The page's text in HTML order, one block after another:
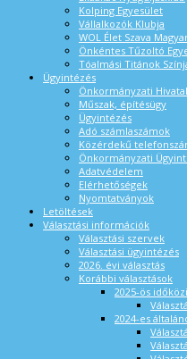
Kolping Egyesület
Vállalkozók Klubja
WOL Élet Szava
Önkéntes Tűzoltó
Tóalmási Titánok
Ügyintézés
Önkormányzati
Műszak, építésügy
Ügyintézés
Adó számlaszámok
Közérdekű
Önkormányzati
Adatvédelem
Elérhetőségek
Nyomtatványok
Letöltések
Választási információk
Választási szervek
Választási ügyintézés
2026. évi választás
Korábbi választások
2025-ös
2024-es